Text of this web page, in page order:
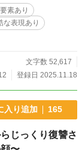
ます 海よりも広い心
素あり
な表現あり
文字数 52,617
登録日 2025.11.18
入り追加 165
じっくり復讐さ